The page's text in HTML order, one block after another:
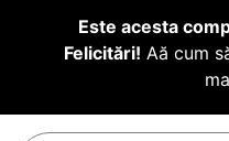
Este acesta
Felicitări! Aă cum